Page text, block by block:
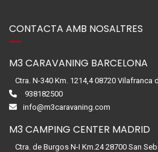
CONTACTA AMB NOSALTRES
M3 CARAVANING BARCELONA
Ctra. N-340 Km. 1214,4 08720 Vilafranca
938182500
info@m3caravaning.com
M3 CAMPING CENTER MADRID
Ctra. de Burgos N-I Km.24 28700 San